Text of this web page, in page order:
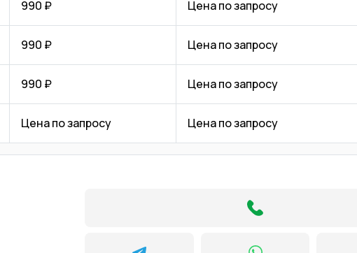
990 ₽ Цена по запросу
990 ₽ Цена по запросу
990 ₽ Цена по запросу
Цена по запросу Цена по запросу